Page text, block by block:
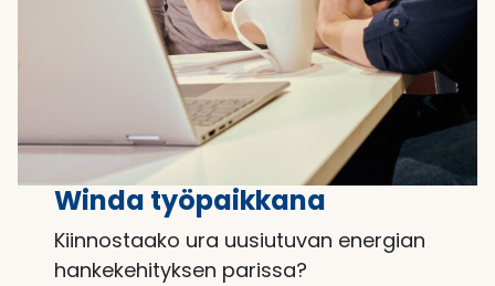
Winda työpaikkana
Kiinnostaako ura uusiutuvan energian
hankekehityksen parissa?